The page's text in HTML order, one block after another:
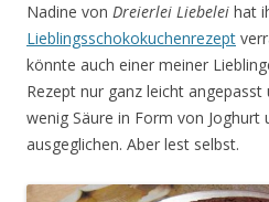
Nadine von Dreierlei Liebelei hat
Lieblingsschokokuchenrezept
könnte auch einer meiner
Rezept nur ganz leicht
wenig Säure in Form von Joghurt
ausgeglichen. Aber lest selbst.